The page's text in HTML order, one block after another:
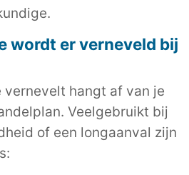
wordt er verneveld bij
vernevelt hangt af van je
Veelgebruikt bij
of een longaanval zijn